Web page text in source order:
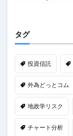
タグ
投資信託
外為どっとコム
地政学リスク
チャート分析